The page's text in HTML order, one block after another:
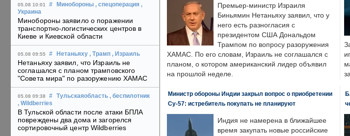
05.08 10:01 # Минобороны , спецоперация ,
Украина
Минобороны заявило о поражении
транспортно-логистических центров в
Киеве и Киевской области
05.08 09:55 # Нетаньяху , Трамп , Израиль
Нетаньяху заявил, что Израиль не
соглашался с планом трамповского
"Совета мира" по разоружению ХАМАС
05.08 09:38 # Тульскаяобласть , беспилотник
, Wildberries
В Тульской области после атаки БПЛА
повреждены два дома и загорелся
сортировочный центр Wildberries
Премьер-министр Израиля
Биньямин Нетаньяху заявил, что у
него есть разногласия с
президентом США Дональдом
Трампом по вопросу разоружения
ХАМАС. По его словам, Израиль не соглашался с
планом, о котором американский лидер объявил
на прошлой неделе.
Министр обороны Индии закрыл вопрос о приобретении
Су-57: истребитель покупать не планируют
Индия не намерена в ближайшее
время закупать новые российские